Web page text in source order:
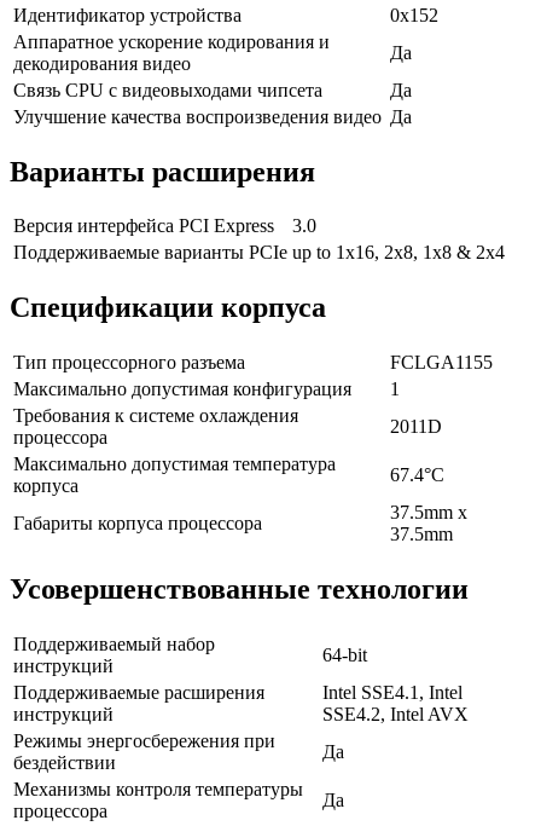
Идентификатор устройства
0x152
Аппаратное ускорение кодирования и
декодирования видео
Да
Связь CPU с видеовыходами чипсета
Да
Улучшение качества воспроизведения видео Да
Варианты расширения
Версия интерфейса PCI Express
3.0
Поддерживаемые варианты PCIe up to 1x16, 2x8, 1x8 & 2x4
Спецификации корпуса
Тип процессорного разъема
FCLGA1155
Максимально допустимая конфигурация
1
Требования к системе охлаждения
процессора
2011D
Максимально допустимая температура
корпуса
67.4°C
Габариты корпуса процессора
37.5mm x
37.5mm
Усовершенствованные технологии
Поддерживаемый набор
инструкций
64-bit
Поддерживаемые расширения
инструкций
Intel SSE4.1, Intel
SSE4.2, Intel AVX
Режимы энергосбережения при
бездействии
Да
Механизмы контроля температуры
процессора
Да